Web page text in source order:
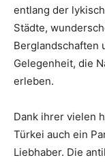
entlang der
Städte,
Berglandschaften
Gelegenheit, die
erleben.
Dank ihrer vielen
Türkei auch ein
Liebhaber. Die